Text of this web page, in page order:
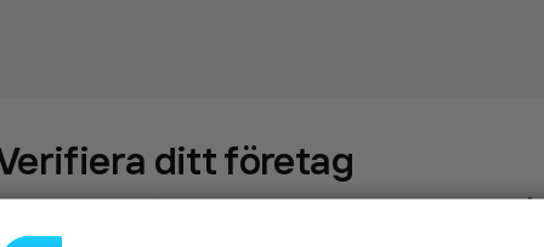
ditt företag
som69 547företag - ta kontroll över din företagssida på
hitta.se och syns bättre mot kunder i ditt närområde. Helt